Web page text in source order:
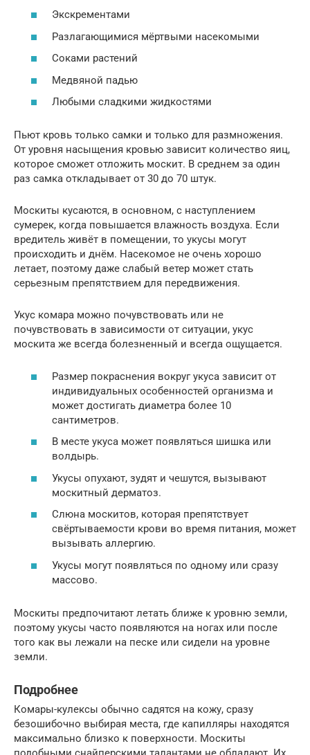
Экскрементами
Разлагающимися мёртвыми насекомыми
Соками растений
Медвяной падью
Любыми сладкими жидкостями
Пьют кровь только самки и только для размножения.
От уровня насыщения кровью зависит количество яиц,
которое сможет отложить москит. В среднем за один
раз самка откладывает от 30 до 70 штук.
Москиты кусаются, в основном, с наступлением
сумерек, когда повышается влажность воздуха. Если
вредитель живёт в помещении, то укусы могут
происходить и днём. Насекомое не очень хорошо
летает, поэтому даже слабый ветер может стать
серьезным препятствием для передвижения.
Укус комара можно почувствовать или не
почувствовать в зависимости от ситуации, укус
москита же всегда болезненный и всегда ощущается.
Размер покраснения вокруг укуса зависит от
индивидуальных особенностей организма и
может достигать диаметра более 10
сантиметров.
В месте укуса может появляться шишка или
волдырь.
Укусы опухают, зудят и чешутся, вызывают
москитный дерматоз.
Слюна москитов, которая препятствует
свёртываемости крови во время питания, может
вызывать аллергию.
Укусы могут появляться по одному или сразу
массово.
Москиты предпочитают летать ближе к уровню земли,
поэтому укусы часто появляются на ногах или после
того как вы лежали на песке или сидели на уровне
земли.
Подробнее
Комары-кулексы обычно садятся на кожу, сразу
безошибочно выбирая места, где капилляры находятся
максимально близко к поверхности. Москиты